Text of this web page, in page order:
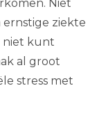
Niet
ernstige ziekte
niet kunt
al groot
stress met